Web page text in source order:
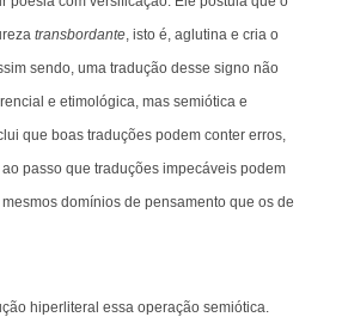
transbordante, isto é, aglutina e cria o
sendo, uma tradução desse signo não
e etimológica, mas semiótica e
que boas traduções podem conter erros,
passo que traduções impecáveis podem
domínios de pensamento que os de
hiperliteral essa operação semiótica.